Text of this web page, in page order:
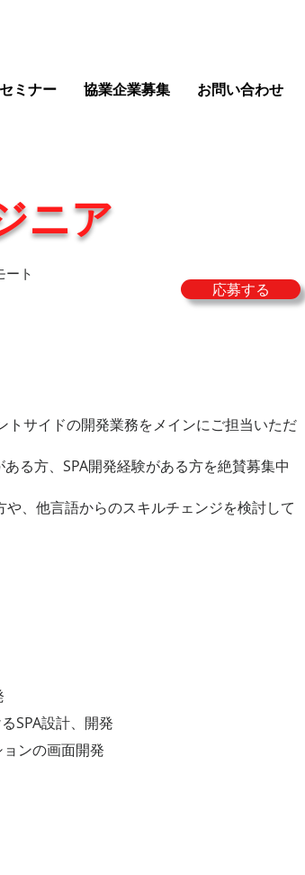
ミナー 協業企業募集 お問い合わせ
ニア
ート
応募する
サイドの開発業務をメインにご担当いただ
る方、SPA開発経験がある方を絶賛募集中
、他言語からのスキルチェンジを検討して
SPA設計、開発
ンの画面開発